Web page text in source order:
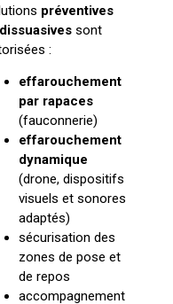
préventives
sont
:
effarouchement
par rapaces
(fauconnerie)
effarouchement
dynamique
(drone, dispositifs
visuels et sonores
adaptés)
sécurisation des
zones de pose et
de repos
accompagnement